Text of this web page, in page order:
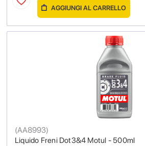
AGGIUNGI AL CARRELLO
Liquido Freni Dot3&4 Motul - 500ml
(AA8993)